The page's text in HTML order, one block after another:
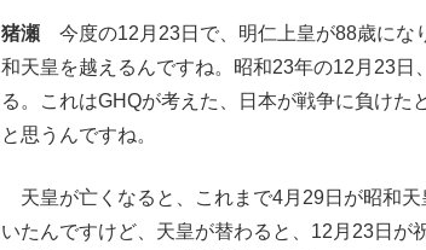
猪瀬 今度の12月23日で、明仁上皇が88歳にな
和天皇を越えるんですね。昭和23年の12月23
る。これはGHQが考えた、日本が戦争に負け
と思うんですね。
天皇が亡くなると、これまで4月29日が昭和
いたんですけど、天皇が替わると、12月23日が